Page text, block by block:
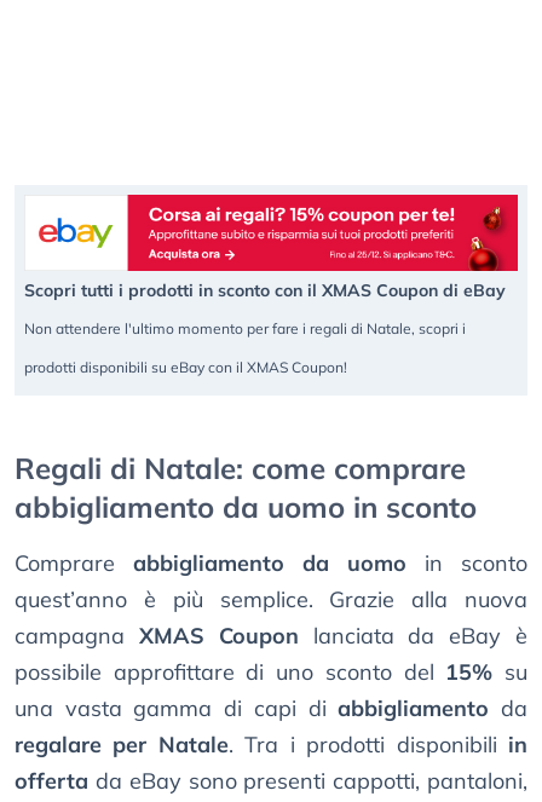
Scopri tutti i prodotti in sconto con il XMAS Coupon di eBay
Non attendere l'ultimo momento per fare i regali di Natale, scopri i
prodotti disponibili su eBay con il XMAS Coupon!
Regali di Natale: come comprare
abbigliamento da uomo in sconto
Comprare abbigliamento da uomo in sconto
quest’anno è più semplice. Grazie alla nuova
campagna XMAS Coupon lanciata da eBay è
possibile approfittare di uno sconto del 15% su
una vasta gamma di capi diabbigliamento da
regalare per Natale. Tra i prodotti disponibili in
offerta da eBay sono presenti cappotti, pantaloni,